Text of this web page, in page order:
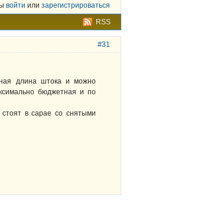
войти или зарегистрироваться
RSS
#31
длина штока и можно
бюджетная и по
в сарае со снятыми